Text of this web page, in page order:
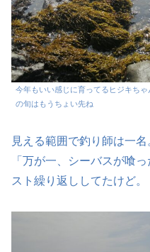
今年もいい感じに育ってるヒジキち
の旬はもうちょい先ね
見える範囲で釣り師は一
「万が一、シーバスが喰
スト繰り返ししてたけど。